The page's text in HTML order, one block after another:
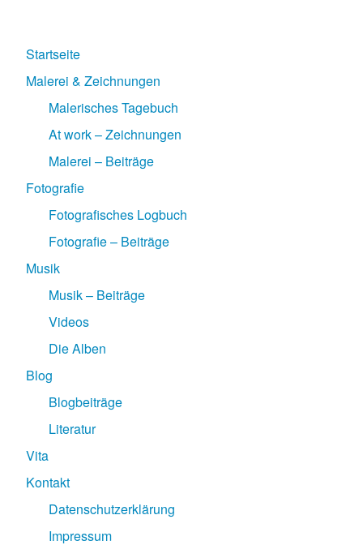
Startseite
Malerei & Zeichnungen
Malerisches Tagebuch
At work – Zeichnungen
Malerei – Beiträge
Fotografie
Fotografisches Logbuch
Fotografie – Beiträge
Musik
Musik – Beiträge
Videos
Die Alben
Blog
Blogbeiträge
Literatur
Vita
Kontakt
Datenschutzerklärung
Impressum